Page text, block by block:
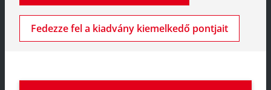
Fedezze fel a kiadvány kiemelkedő pontjait